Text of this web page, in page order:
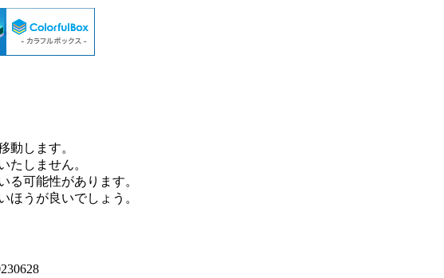
動します。
たしません。
る可能性があります。
ほうが良いでしょう。